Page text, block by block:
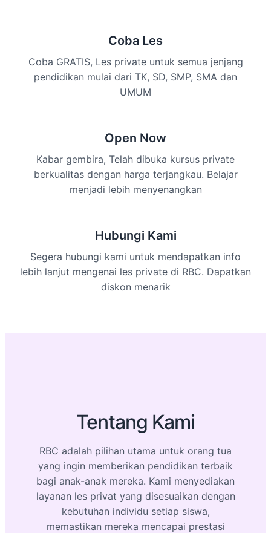
Coba Les
Coba GRATIS, Les private untuk semua jenjang
pendidikan mulai dari TK, SD, SMP, SMA dan
UMUM
Open Now
Kabar gembira, Telah dibuka kursus private
berkualitas dengan harga terjangkau. Belajar
menjadi lebih menyenangkan
Hubungi Kami
Segera hubungi kami untuk mendapatkan info
lebih lanjut mengenai les private di RBC. Dapatkan
diskon menarik
Tentang Kami
RBC adalah pilihan utama untuk orang tua
yang ingin memberikan pendidikan terbaik
bagi anak-anak mereka. Kami menyediakan
layanan les privat yang disesuaikan dengan
kebutuhan individu setiap siswa,
memastikan mereka mencapai prestasi